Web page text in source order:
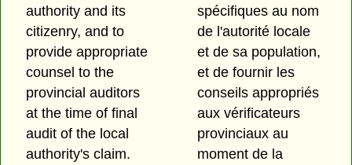
authority and its
citizenry, and to
provide appropriate
counsel to the
provincial auditors
at the time of final
audit of the local
authority's claim.
spécifiques au nom
de l'autorité locale
et de sa population,
et de fournir les
conseils appropriés
aux vérificateurs
provinciaux au
moment de la